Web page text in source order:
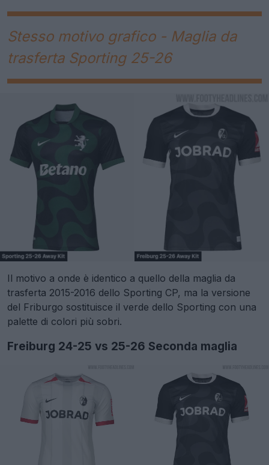
Stesso motivo grafico - Maglia da
trasferta Sporting 25-26
Il motivo a onde è identico a quello della maglia da
trasferta 2015-2016 dello Sporting CP, ma la versione
del Friburgo sostituisce il verde dello Sporting con una
palette di colori più sobri.
Freiburg 24-25 vs 25-26 Seconda maglia